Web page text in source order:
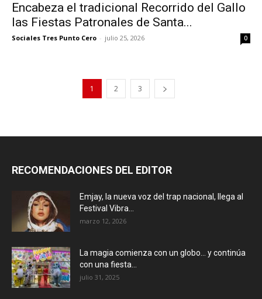
Encabeza el tradicional Recorrido del Gallo
las Fiestas Patronales de Santa...
Sociales Tres Punto Cero - julio 25, 2026 0
1 2 3
RECOMENDACIONES DEL EDITOR
Emjay, la nueva voz del trap nacional, llega al
Festival Vibra...
marzo 12, 2026
La magia comienza con un globo… y continúa
con una fiesta...
julio 31, 2025